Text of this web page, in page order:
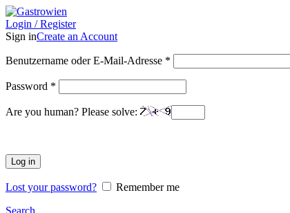
Login / Register
Sign inCreate an Account
Benutzername oder E-Mail-Adresse *
Password *
Are you human? Please solve:
Log in
Lost your password?
Remember me
Search